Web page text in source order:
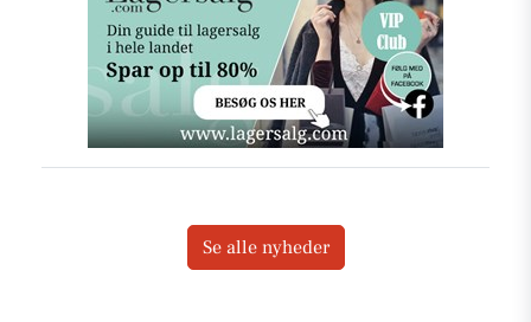
Se alle nyheder